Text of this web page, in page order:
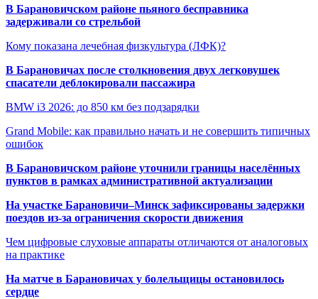
В Барановичском районе пьяного бесправника
задерживали со стрельбой
Кому показана лечебная физкультура (ЛФК)?
В Барановичах после столкновения двух легковушек
спасатели деблокировали пассажира
BMW i3 2026: до 850 км без подзарядки
Grand Mobile: как правильно начать и не совершить типичных
ошибок
В Барановичском районе уточнили границы населённых
пунктов в рамках административной актуализации
На участке Барановичи–Минск зафиксированы задержки
поездов из-за ограничения скорости движения
Чем цифровые слуховые аппараты отличаются от аналоговых
на практике
На матче в Барановичах у болельщицы остановилось
сердце